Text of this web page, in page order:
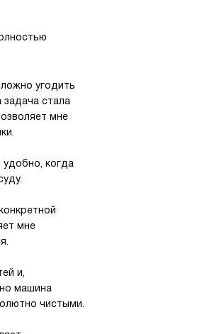
угодить
стала
мне
удобно, когда
мне
и,
машина
чистыми.